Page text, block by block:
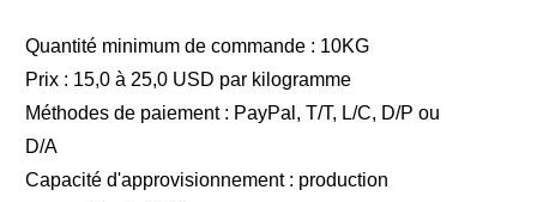
Quantité minimum de commande : 10KG
Prix : 15,0 à 25,0 USD par kilogramme
Méthodes de paiement : PayPal, T/T, L/C, D/P ou
D/A
Capacité d'approvisionnement : production